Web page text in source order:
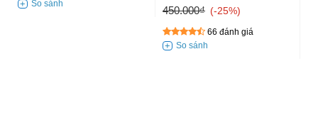
450.000₫
-25%
66 đánh giá